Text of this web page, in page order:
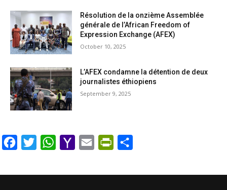
Résolution de la onzième Assemblée
générale de l’African Freedom of
Expression Exchange (AFEX)
October 10, 2025
L’AFEX condamne la détention de deux
journalistes éthiopiens
September 9, 2025
Facebook
Twitter WhatsApp
Yahoo Email PrintFriendly